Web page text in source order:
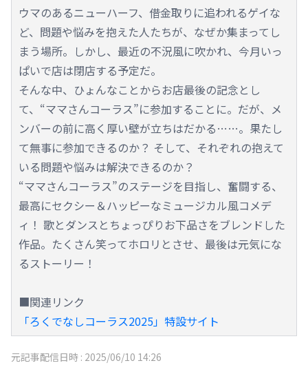
ウマのあるニューハーフ、借金取りに追われるゲイな
ど、問題や悩みを抱えた人たちが、なぜか集まってし
まう場所。しかし、最近の不況風に吹かれ、今月いっ
ぱいで店は閉店する予定だ。
そんな中、ひょんなことからお店最後の記念とし
て、“ママさんコーラス”に参加することに。だが、メ
ンバーの前に高く厚い壁が立ちはだかる……。果たし
て無事に参加できるのか？ そして、それぞれの抱えて
いる問題や悩みは解決できるのか？
“ママさんコーラス”のステージを目指し、奮闘する、
最高にセクシー＆ハッピーなミュージカル風コメデ
ィ！ 歌とダンスとちょっぴりお下品さをブレンドした
作品。たくさん笑ってホロリとさせ、最後は元気にな
るストーリー！
■関連リンク
「ろくでなしコーラス2025」特設サイト
元記事配信日時 : 2025/06/10 14:26